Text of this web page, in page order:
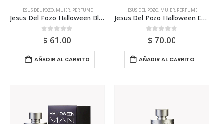
JESUS DEL POZO MUJER PERFUME
Jesus Del Pozo Halloween Blue Drop Edt 100ml Para Mujer
0out of 5
$ 61.00
AÑADIR AL CARRITO
JESUS DEL POZO MUJER PERFUME
Jesus Del Pozo Halloween Edt 100ml Para Mujer
0out of 5
$ 70.00
AÑADIR AL CARRITO